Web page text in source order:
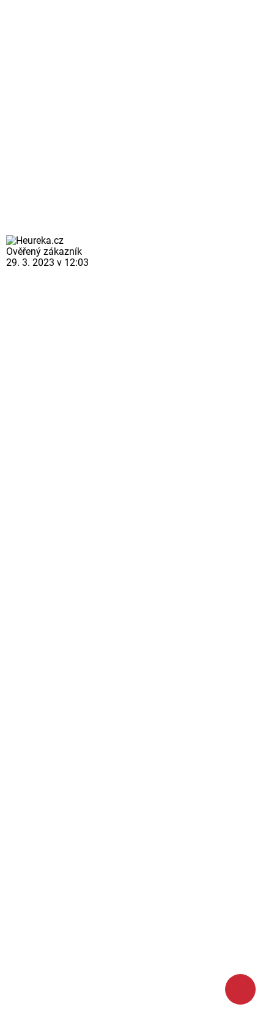
Ověřený zákazník
29. 3. 2023 v 12:03